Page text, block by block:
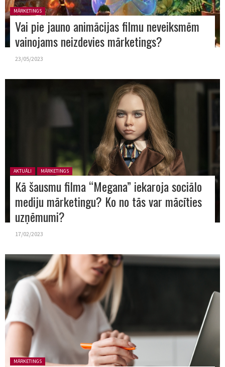
Posted in:
MĀRKETINGS
Vai pie jauno animācijas filmu neveiksmēm
vainojams neizdevies mārketings?
23/05/2023
Posted in:
AKTUĀLI MĀRKETINGS
Kā šausmu filma “Megana” iekaroja sociālo
mediju mārketingu? Ko no tās var mācīties
uzņēmumi?
17/02/2023
Posted in:
MĀRKETINGS